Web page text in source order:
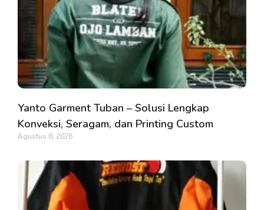
Yanto Garment Tuban – Solusi Lengkap
Konveksi, Seragam, dan Printing Custom
Agustus 8, 2026